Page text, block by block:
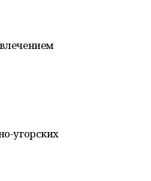
угорских